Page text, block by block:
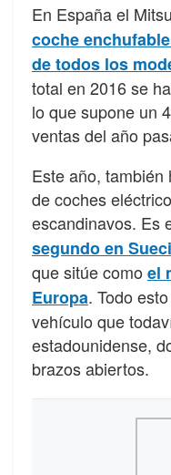
En España el
coche
de todos los
total en 2016 se
lo que supone un
ventas del año
Este año,
de coches
escandinavos. Es
segundo en
que sitúe como el
Europa. Todo
vehículo que
estadounidense,
brazos abiertos.